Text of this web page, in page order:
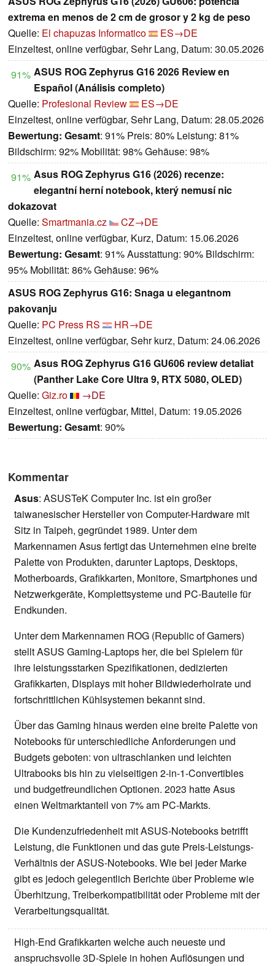
extrema en menos de 2 cm de grosor y 2 kg de peso
Quelle: El chapuzas Informatico
ES→DE
Einzeltest, online verfügbar, Sehr Lang, Datum: 30.05.2026
91% ASUS ROG Zephyrus G16 2026 Review en
Español (Análisis completo)
Quelle: Profesional Review
ES→DE
Einzeltest, online verfügbar, Sehr Lang, Datum: 28.05.2026
Bewertung: Gesamt: 91% Preis: 80% Leistung: 81%
Bildschirm: 92% Mobilität: 98% Gehäuse: 98%
91% Asus ROG Zephyrus G16 (2026) recenze:
elegantní herní notebook, který nemusí nic
dokazovat
Quelle: Smartmania.cz
CZ→DE
Einzeltest, online verfügbar, Kurz, Datum: 15.06.2026
Bewertung: Gesamt: 91% Ausstattung: 90% Bildschirm:
95% Mobilität: 86% Gehäuse: 96%
ASUS ROG Zephyrus G16: Snaga u elegantnom
pakovanju
Quelle: PC Press RS
HR→DE
Einzeltest, online verfügbar, Sehr kurz, Datum: 24.06.2026
90% Asus ROG Zephyrus G16 GU606 review detaliat
(Panther Lake Core Ultra 9, RTX 5080, OLED)
Quelle: Giz.ro
→DE
Einzeltest, online verfügbar, Mittel, Datum: 19.05.2026
Bewertung: Gesamt: 90%
Kommentar
Asus: ASUSTeK Computer Inc. ist ein großer
taiwanesischer Hersteller von Computer-Hardware mit
Sitz in Taipeh, gegründet 1989. Unter dem
Markennamen Asus fertigt das Unternehmen eine breite
Palette von Produkten, darunter Laptops, Desktops,
Motherboards, Grafikkarten, Monitore, Smartphones und
Netzwerkgeräte, Komplettsysteme und PC-Bauteile für
Endkunden.
Unter dem Markennamen ROG (Republic of Gamers)
stellt ASUS Gaming-Laptops her, die bei Spielern für
ihre leistungsstarken Spezifikationen, dedizierten
Grafikkarten, Displays mit hoher Bildwiederholrate und
fortschrittlichen Kühlsystemen bekannt sind.
Über das Gaming hinaus werden eine breite Palette von
Notebooks für unterschiedliche Anforderungen und
Budgets geboten: von ultraschlanken und leichten
Ultrabooks bis hin zu vielseitigen 2-in-1-Convertibles
und budgetfreundlichen Optionen. 2023 hatte Asus
einen Weltmarktanteil von 7% am PC-Markts.
Die Kundenzufriedenheit mit ASUS-Notebooks betrifft
Leistung, die Funktionen und das gute Preis-Leistungs-
Verhältnis der ASUS-Notebooks. Wie bei jeder Marke
gibt es jedoch gelegentlich Berichte über Probleme wie
Überhitzung, Treiberkompatibilität oder Probleme mit der
Verarbeitungsqualität.
High-End Grafikkarten welche auch neueste und
anspruchsvolle 3D-Spiele in hohen Auflösungen und